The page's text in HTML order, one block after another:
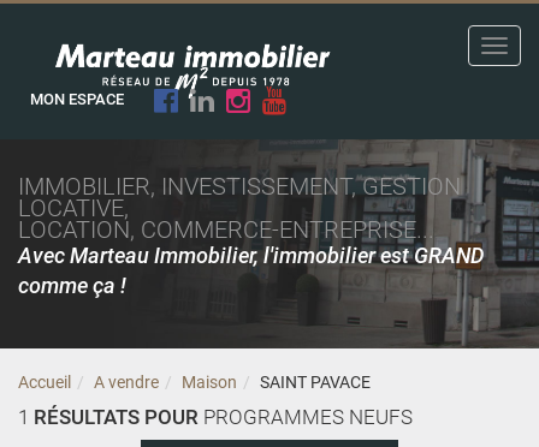
MON ESPACE
IMMOBILIER, INVESTISSEMENT, GESTION
LOCATIVE,
LOCATION, COMMERCE-ENTREPRISE...
Avec Marteau Immobilier, l'immobilier est GRAND
comme ça !
Accueil A vendre Maison SAINT PAVACE
1 RÉSULTATS POUR PROGRAMMES NEUFS